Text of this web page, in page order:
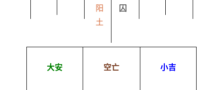
阳
土
囚
大安 空亡 小吉